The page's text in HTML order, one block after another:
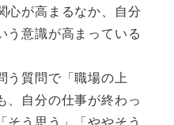
心が高まるなか、自分
う意識が高まっている
質問で「職場の上
、自分の仕事が終わっ
そう思う」「ややそう